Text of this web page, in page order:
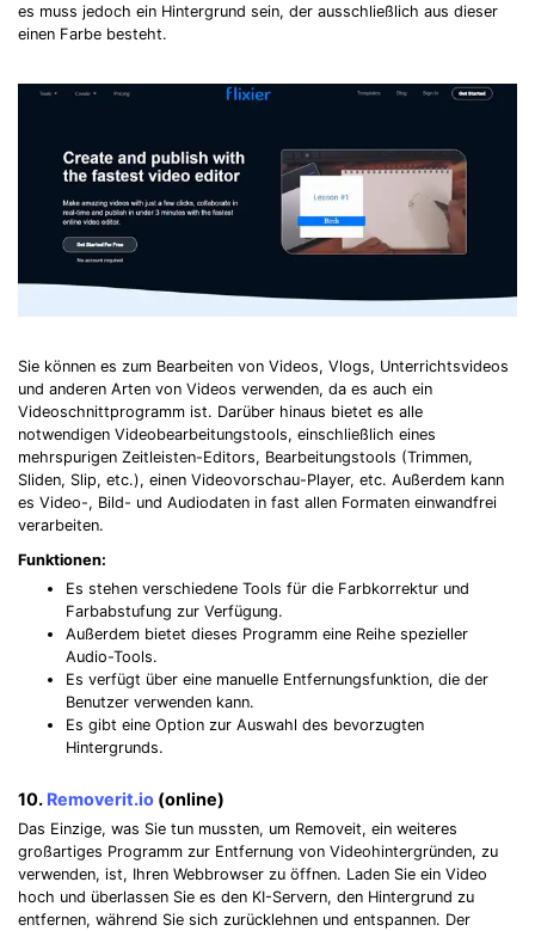
es muss jedoch ein Hintergrund sein, der ausschließlich aus dieser
einen Farbe besteht.
Sie können es zum Bearbeiten von Videos, Vlogs, Unterrichtsvideos
und anderen Arten von Videos verwenden, da es auch ein
Videoschnittprogramm ist. Darüber hinaus bietet es alle
notwendigen Videobearbeitungstools, einschließlich eines
mehrspurigen Zeitleisten-Editors, Bearbeitungstools (Trimmen,
Sliden, Slip, etc.), einen Videovorschau-Player, etc. Außerdem kann
es Video-, Bild- und Audiodaten in fast allen Formaten einwandfrei
verarbeiten.
Funktionen:
Es stehen verschiedene Tools für die Farbkorrektur und
Farbabstufung zur Verfügung.
Außerdem bietet dieses Programm eine Reihe spezieller
Audio-Tools.
Es verfügt über eine manuelle Entfernungsfunktion, die der
Benutzer verwenden kann.
Es gibt eine Option zur Auswahl des bevorzugten
Hintergrunds.
10. Removerit.io (online)
Das Einzige, was Sie tun mussten, um Removeit, ein weiteres
großartiges Programm zur Entfernung von Videohintergründen, zu
verwenden, ist, Ihren Webbrowser zu öffnen. Laden Sie ein Video
hoch und überlassen Sie es den KI-Servern, den Hintergrund zu
entfernen, während Sie sich zurücklehnen und entspannen. Der